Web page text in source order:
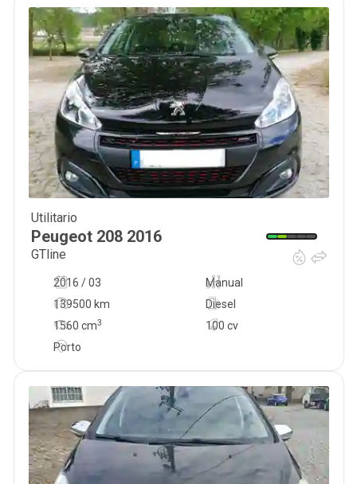
Utilitario
Peugeot 208 2016
GTline
2016 / 03
Manual
139500 km
100 cv
Diesel
1560 cm3
Porto